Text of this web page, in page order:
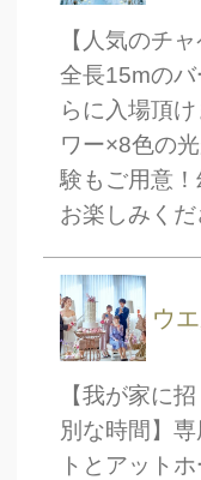
【人気のチ
全長15mの
らに入場頂
ワー×8色の
験もご用意
お楽しみくだ
ウ
【我が家に
別な時間】
トとアット
ブライダル
■■■タイト